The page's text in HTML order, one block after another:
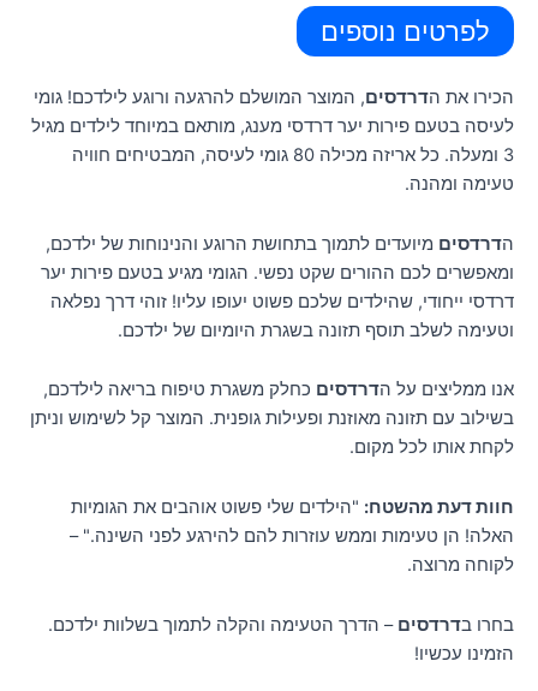
לפרטים נוספים
הכירו את הדרדסים, המוצר המושלם להרגעה ורוגע לילדכם! גומי
לעיסה בטעם פירות יער דרדסי מענג, מותאם במיוחד לילדים מגיל
3 ומעלה. כל אריזה מכילה 80 גומי לעיסה, המבטיחים חוויה
טעימה ומהנה.
הדרדסים מיועדים לתמוך בתחושת הרוגע והנינוחות של ילדכם,
ומאפשרים לכם ההורים שקט נפשי. הגומי מגיע בטעם פירות יער
דרדסי ייחודי, שהילדים שלכם פשוט יעופו עליו! זוהי דרך נפלאה
וטעימה לשלב תוסף תזונה בשגרת היומיום של ילדכם.
אנו ממליצים על הדרדסים כחלק משגרת טיפוח בריאה לילדכם,
בשילוב עם תזונה מאוזנת ופעילות גופנית. המוצר קל לשימוש וניתן
לקחת אותו לכל מקום.
חוות דעת מהשטח: "הילדים שלי פשוט אוהבים את הגומיות
האלה! הן טעימות וממש עוזרות להם להירגע לפני השינה." –
לקוחה מרוצה.
בחרו בדרדסים – הדרך הטעימה והקלה לתמוך בשלוות ילדכם.
הזמינו עכשיו!